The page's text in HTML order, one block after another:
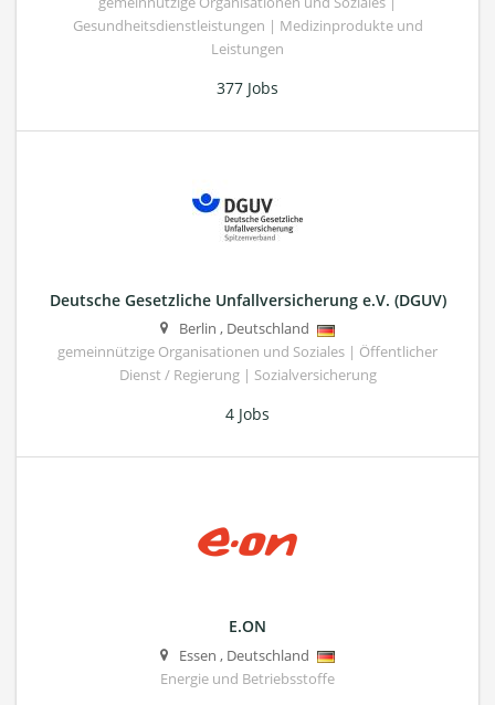
Gesundheitsdienstleistungen | Medizinprodukte und
Leistungen
377 Jobs
Deutsche Gesetzliche Unfallversicherung e.V. (DGUV)
Berlin , Deutschland
gemeinnützige Organisationen und Soziales | Öffentlicher
Dienst / Regierung | Sozialversicherung
4 Jobs
E.ON
Essen , Deutschland
Energie und Betriebsstoffe